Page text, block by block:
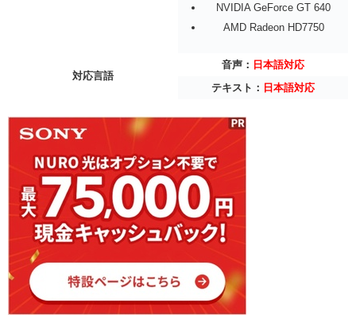
NVIDIA GeForce GT 640
AMD Radeon HD7750
対応言語
音声： 日本語対応
テキスト： 日本語対応